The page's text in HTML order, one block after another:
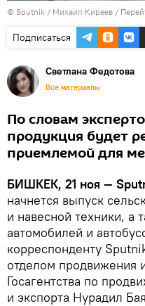
© Sputnik / Михаил Киреев /
Подписаться
Светлана Федотова
Все материалы
По словам
продукция будет
приемлемой для
БИШКЕК, 21 ноя —
начнется выпуск
и навесной техники, а
автомобилей и
корреспонденту
отделом продвижения
Госагентства по
и экспорта Нурадил